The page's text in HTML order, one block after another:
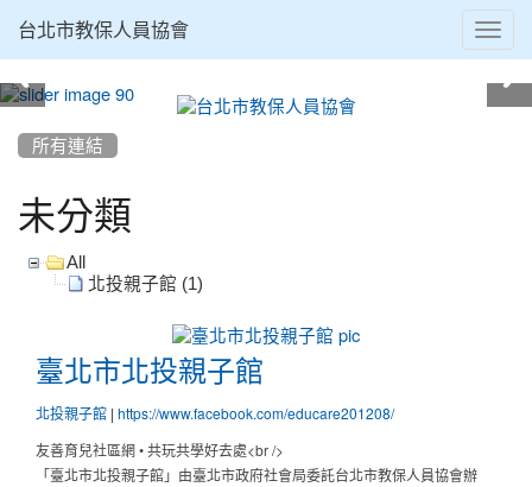
台北市教保人員協會
所有連結
未分類
All
北投親子館 (1)
臺
北
子
臺北市北投親子館
北投親子館 | https://www.facebook.com/educare201208/
友善育兒社區網 • 共玩共學好去處<br />
「臺北市北投親子館」由臺北市政府社會局委託台北市教保人員協會辦